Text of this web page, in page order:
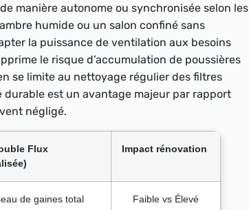
manière autonome ou synchronisée selon les
humide ou un salon confiné sans
la puissance de ventilation aux besoins
le risque d’accumulation de poussières
se limite au nettoyage régulier des filtres
est un avantage majeur par rapport
négligé.
Flux
Impact rénovation
de gaines total Faible vs Élevé